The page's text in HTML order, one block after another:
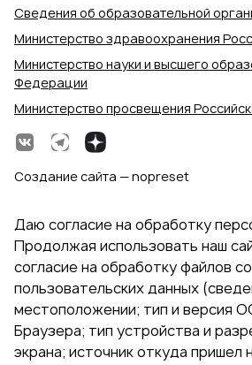
Сведения об образовательной
Министерство здравоохранения
Министерство науки и высшего
Федерации
Министерство просвещения
Создание сайта — nopreset
Даю согласие на обработку
Продолжая использовать наш
согласие на обработку файлов
пользовательских данных
местоположении; тип и версия
Браузера; тип устройства и
экрана; источник откуда пришел